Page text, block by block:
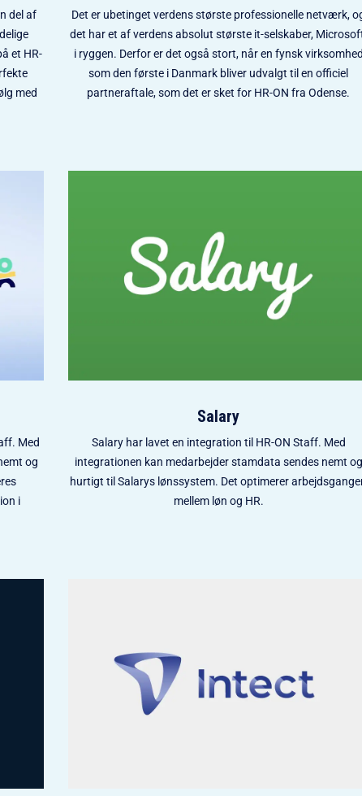
del af
et HR-
med
Det er ubetinget verdens største professionelle netværk,
det har et af verdens absolut største it-selskaber,
i ryggen. Derfor er det også stort, når en fynsk virksomhed
som den første i Danmark bliver udvalgt til en officiel
partneraftale, som det er sket for HR-ON fra Odense.
Med
og
i
Salary
Salary har lavet en integration til HR-ON Staff. Med
integrationen kan medarbejder stamdata sendes nemt og
hurtigt til Salarys lønssystem. Det optimerer
mellem løn og HR.